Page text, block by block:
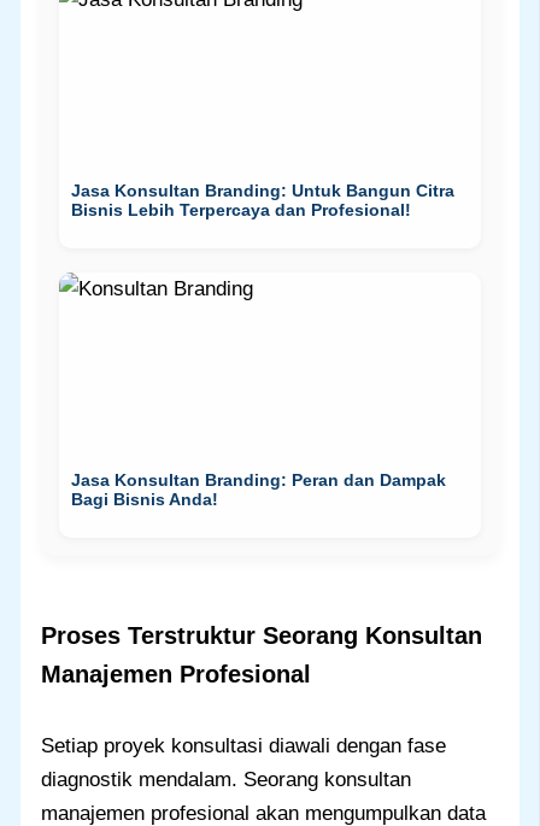
Jasa Konsultan Branding: Untuk Bangun Citra
Bisnis Lebih Terpercaya dan Profesional!
Jasa Konsultan Branding: Peran dan Dampak
Bagi Bisnis Anda!
Proses Terstruktur Seorang Konsultan
Manajemen Profesional
Setiap proyek konsultasi diawali dengan fase
diagnostik mendalam. Seorang konsultan
manajemen profesional akan mengumpulkan data